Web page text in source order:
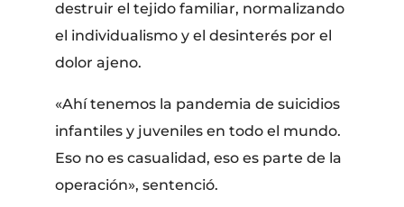
destruir el tejido familiar, normalizando
el individualismo y el desinterés por el
dolor ajeno.
«Ahí tenemos la pandemia de suicidios
infantiles y juveniles en todo el mundo.
Eso no es casualidad, eso es parte de la
operación», sentenció.